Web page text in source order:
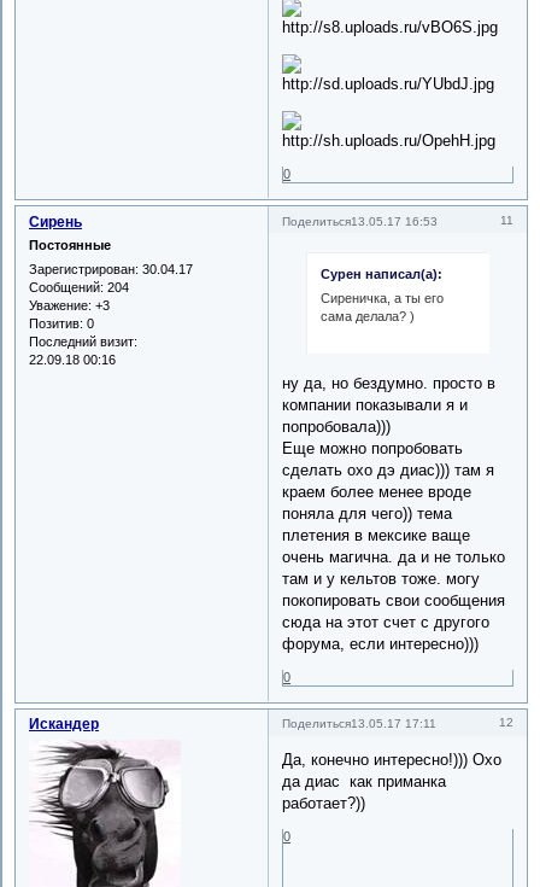
0
Поделиться 11
13.05.17 16:53
Сирень
Постоянные
Зарегистрирован: 30.04.17
Сообщений: 204
Уважение: +3
Позитив: 0
Последний визит:
22.09.18 00:16
Сурен написал(а):
Сиреничка, а ты его
сама делала? )
ну да, но бездумно. просто в
компании показывали я и
попробовала)))
Еще можно попробовать
сделать охо дэ диас))) там я
краем более менее вроде
поняла для чего)) тема
плетения в мексике ваще
очень магична. да и не только
там и у кельтов тоже. могу
покопировать свои сообщения
сюда на этот счет с другого
форума, если интересно)))
0
Поделиться 12
13.05.17 17:11
Искандер
Да, конечно интересно!))) Охо
да диас как приманка
работает?))
0